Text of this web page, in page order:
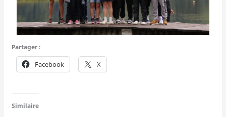
Partager :
Facebook X
Similaire